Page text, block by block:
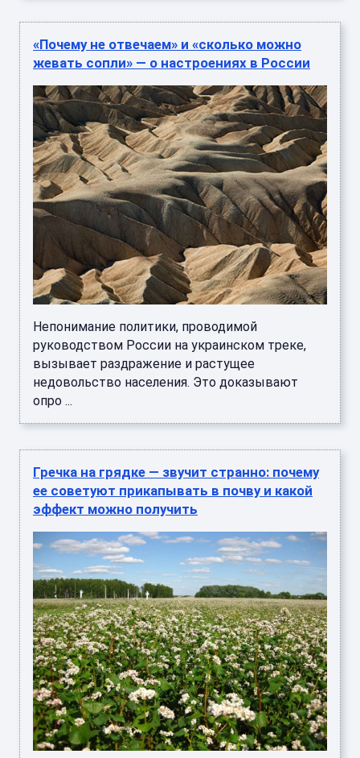
«Почему не отвечаем» и «сколько можно
жевать сопли» — о настроениях в России
Непонимание политики, проводимой
руководством России на украинском треке,
вызывает раздражение и растущее
недовольство населения. Это доказывают
опро ...
Гречка на грядке — звучит странно: почему
ее советуют прикапывать в почву и какой
эффект можно получить